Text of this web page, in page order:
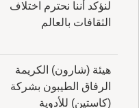
لنؤكد أننا نحترم اختلاف
الثقافات بالعالم
هيئة (شارون) الكريمة
الرفاق الطيبون بشركة
(كاستين) للأدوية